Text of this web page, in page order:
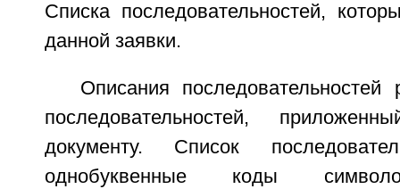
Списка последовательностей,
данной заявки.
Описания
последовательностей,
документу. Список
однобуквенные коды